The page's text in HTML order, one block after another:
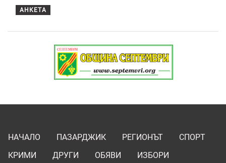
АНКЕТА
НАЧАЛО ПАЗАРДЖИК РЕГИОНЪТ
СПОРТ
КРИМИ
ДРУГИ ОБЯВИ
ИЗБОРИ